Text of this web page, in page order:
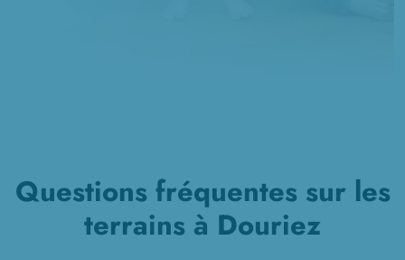
Questions fréquentes sur les
terrains à Douriez